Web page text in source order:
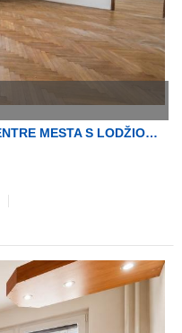
TEHLOVÝ, VEĽKÝ 3-IZB.BYT V CENTRE MESTA S LODŽIOU V NAJLEPŠEJ LOKALITE